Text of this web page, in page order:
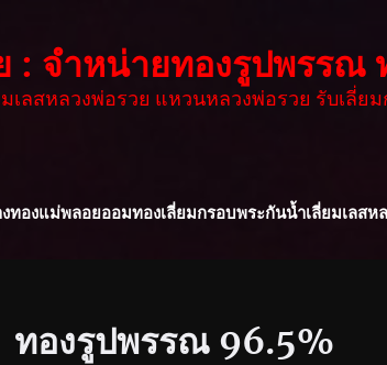
: จำหน่ายทองรูปพรรณ
มเลสหลวงพ่อรวย แหวนหลวงพ่อรวย รับเลี่ย
ทองแม่พลอยออมทองเลี่ยมกรอบพระกันน้ำเลี่ยมเลสห
ทองรูปพรรณ 96.5%